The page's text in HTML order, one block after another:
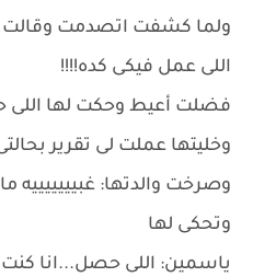
ولما كشفت اتصدمت
اللى عمل فيكى كده!!!!
فضلت أعيط وحكت لها
وخليتها عملت لى تقرير
وصرخت والدتها: غبيييييييه
وتحكى لها
ياسمين: اللى حصل...انا